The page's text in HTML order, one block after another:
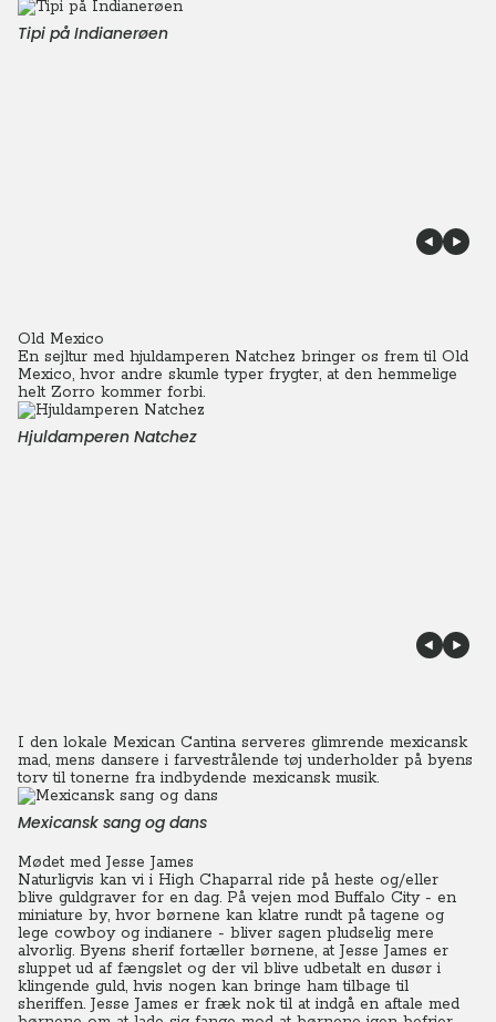
Tipi på Indianerøen
Old Mexico
En sejltur med hjuldamperen Natchez bringer os frem til Old
Mexico, hvor andre skumle typer frygter, at den hemmelige
helt Zorro kommer forbi.
Hjuldamperen Natchez
I den lokale Mexican Cantina serveres glimrende mexicansk
mad, mens dansere i farvestrålende tøj underholder på byens
torv til tonerne fra indbydende mexicansk musik.
Mexicansk sang og dans
Mødet med Jesse James
Naturligvis kan vi i High Chaparral ride på heste og/eller
blive guldgraver for en dag. På vejen mod Buffalo City - en
miniature by, hvor børnene kan klatre rundt på tagene og
lege cowboy og indianere - bliver sagen pludselig mere
alvorlig. Byens sherif fortæller børnene, at Jesse James er
sluppet ud af fængslet og der vil blive udbetalt en dusør i
klingende guld, hvis nogen kan bringe ham tilbage til
sheriffen. Jesse James er fræk nok til at indgå en aftale med